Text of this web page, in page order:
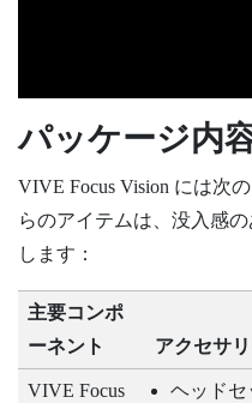
パッケージ内
VIVE Focus Vision には次
らのアイテムは、没入感
します：
主要コンポ
ーネント
アクセサ
VIVE Focus
ヘッドセ